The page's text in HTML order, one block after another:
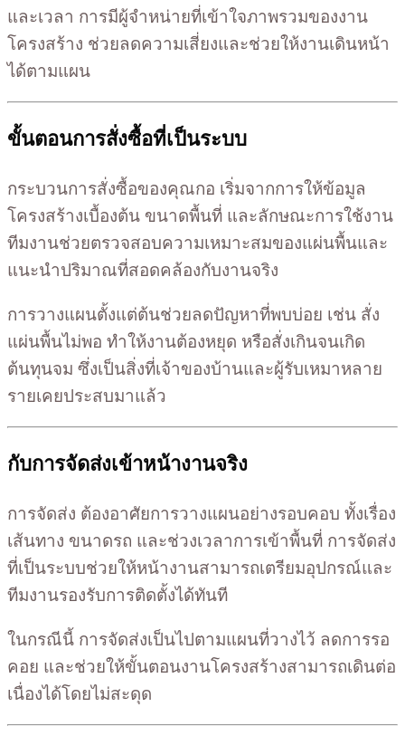
และเวลา การมีผู้จำหน่ายที่เข้าใจภาพรวมของงาน
โครงสร้าง ช่วยลดความเสี่ยงและช่วยให้งานเดินหน้า
ได้ตามแผน
ขั้นตอนการสั่งซื้อที่เป็นระบบ
กระบวนการสั่งซื้อของคุณกอ เริ่มจากการให้ข้อมูล
โครงสร้างเบื้องต้น ขนาดพื้นที่ และลักษณะการใช้งาน
ทีมงานช่วยตรวจสอบความเหมาะสมของแผ่นพื้นและ
แนะนำปริมาณที่สอดคล้องกับงานจริง
การวางแผนตั้งแต่ต้นช่วยลดปัญหาที่พบบ่อย เช่น สั่ง
แผ่นพื้นไม่พอ ทำให้งานต้องหยุด หรือสั่งเกินจนเกิด
ต้นทุนจม ซึ่งเป็นสิ่งที่เจ้าของบ้านและผู้รับเหมาหลาย
รายเคยประสบมาแล้ว
กับการจัดส่งเข้าหน้างานจริง
การจัดส่ง ต้องอาศัยการวางแผนอย่างรอบคอบ ทั้งเรื่อง
เส้นทาง ขนาดรถ และช่วงเวลาการเข้าพื้นที่ การจัดส่ง
ที่เป็นระบบช่วยให้หน้างานสามารถเตรียมอุปกรณ์และ
ทีมงานรองรับการติดตั้งได้ทันที
ในกรณีนี้ การจัดส่งเป็นไปตามแผนที่วางไว้ ลดการรอ
คอย และช่วยให้ขั้นตอนงานโครงสร้างสามารถเดินต่อ
เนื่องได้โดยไม่สะดุด